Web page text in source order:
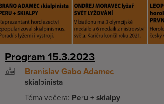
Program 15.3.2023
Branislav Gabo Adamec
skialpinista
Téma večera: Peru + skialpy